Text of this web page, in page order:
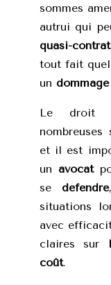
sommes
autrui qui
quasi-contrat
tout fait
un dommage
Le droit
et il est
un avocat
se défendre
situations
avec
claires sur
coût.